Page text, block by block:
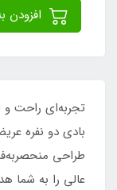
تجربه‌ای راحت
طراحی
عالی را به شما